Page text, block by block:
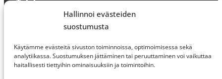
Hallinnoi evästeiden
suostumusta
Käytämme evästeitä sivuston toiminnoissa, optimoimisessa sekä
analytiikassa. Suostumuksen jättäminen tai peruuttaminen voi vaikuttaa
haitallisesti tiettyihin ominaisuuksiin ja toimintoihin.
Tehdas
Pätsiniementie 65
37800 AKAA
PL 85 37801 AKAA